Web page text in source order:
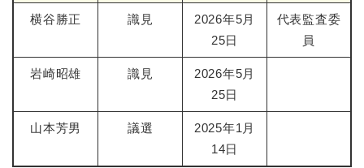
横谷勝正 識見
2026年5月
25日
代表監査委
員
岩崎昭雄 識見
2026年5月
25日
山本芳男 議選
2025年1月
14日